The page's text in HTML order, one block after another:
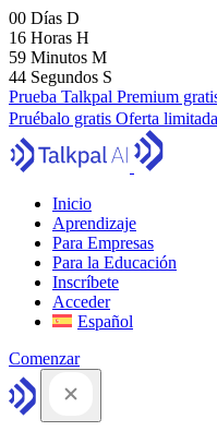
00 Días D
16 Horas H
59 Minutos M
43 Segundos S
Prueba Talkpal Premium
Pruébalo gratis Oferta
Inicio
Aprendizaje
Para Empresas
Para la Educación
Inscríbete
Acceder
Español
Comenzar